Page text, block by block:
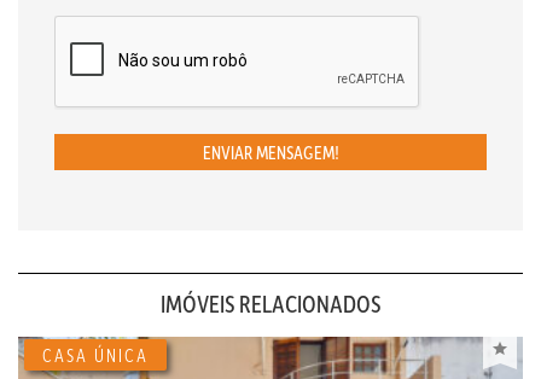
ENVIAR MENSAGEM!
IMÓVEIS RELACIONADOS